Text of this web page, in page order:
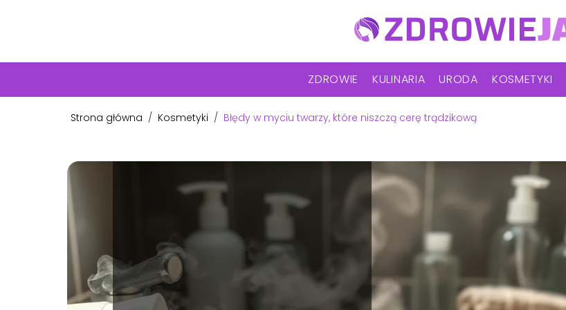
ZDROWIE KULINARIA URODA KOSMETYKI
Strona główna / Kosmetyki / Błędy w myciu twarzy, które niszczą cerę trądzikową